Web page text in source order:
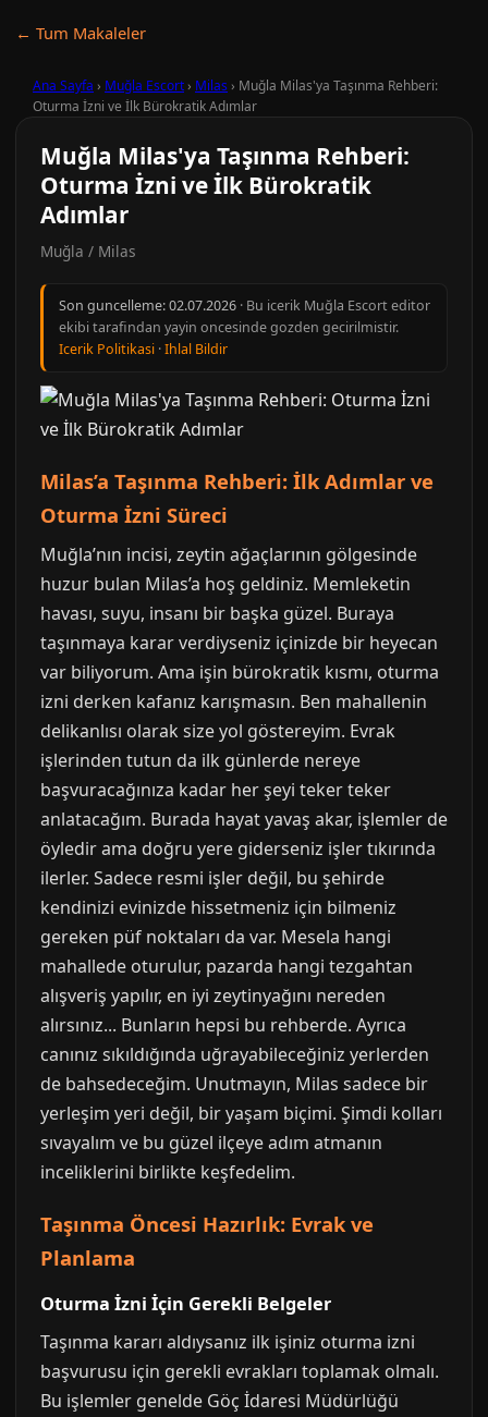
← Tum Makaleler
Ana Sayfa › Muğla Escort› Milas › Muğla Milas'ya Taşınma Rehberi:
Oturma İzni ve İlk Bürokratik Adımlar
Muğla Milas'ya Taşınma Rehberi:
Oturma İzni ve İlk Bürokratik
Adımlar
Muğla / Milas
Son guncelleme:02.07.2026 · Bu icerik Muğla Escort editor
ekibi tarafindan yayin oncesinde gozden gecirilmistir.
Icerik Politikasi ·Ihlal Bildir
Milas’a Taşınma Rehberi: İlk Adımlar ve
Oturma İzni Süreci
Muğla’nın incisi, zeytin ağaçlarının gölgesinde
huzur bulan Milas’a hoş geldiniz. Memleketin
havası, suyu, insanı bir başka güzel. Buraya
taşınmaya karar verdiyseniz içinizde bir heyecan
var biliyorum. Ama işin bürokratik kısmı, oturma
izni derken kafanız karışmasın. Ben mahallenin
delikanlısı olarak size yol göstereyim. Evrak
işlerinden tutun da ilk günlerde nereye
başvuracağınıza kadar her şeyi teker teker
anlatacağım. Burada hayat yavaş akar, işlemler de
öyledir ama doğru yere giderseniz işler tıkırında
ilerler. Sadece resmi işler değil, bu şehirde
kendinizi evinizde hissetmeniz için bilmeniz
gereken püf noktaları da var. Mesela hangi
mahallede oturulur, pazarda hangi tezgahtan
alışveriş yapılır, en iyi zeytinyağını nereden
alırsınız... Bunların hepsi bu rehberde. Ayrıca
canınız sıkıldığında uğrayabileceğiniz yerlerden
de bahsedeceğim. Unutmayın, Milas sadece bir
yerleşim yeri değil, bir yaşam biçimi. Şimdi kolları
sıvayalım ve bu güzel ilçeye adım atmanın
inceliklerini birlikte keşfedelim.
Taşınma Öncesi Hazırlık: Evrak ve
Planlama
Oturma İzni İçin Gerekli Belgeler
Taşınma kararı aldıysanız ilk işiniz oturma izni
başvurusu için gerekli evrakları toplamak olmalı.
Bu işlemler genelde Göç İdaresi Müdürlüğü